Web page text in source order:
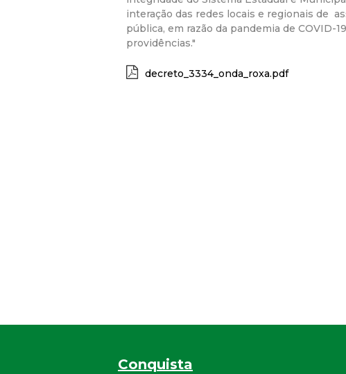
interação das redes locais e regionais de
pública, em razão da pandemia de COVID-
providências."
decreto_3334_onda_roxa.pdf
Conquista